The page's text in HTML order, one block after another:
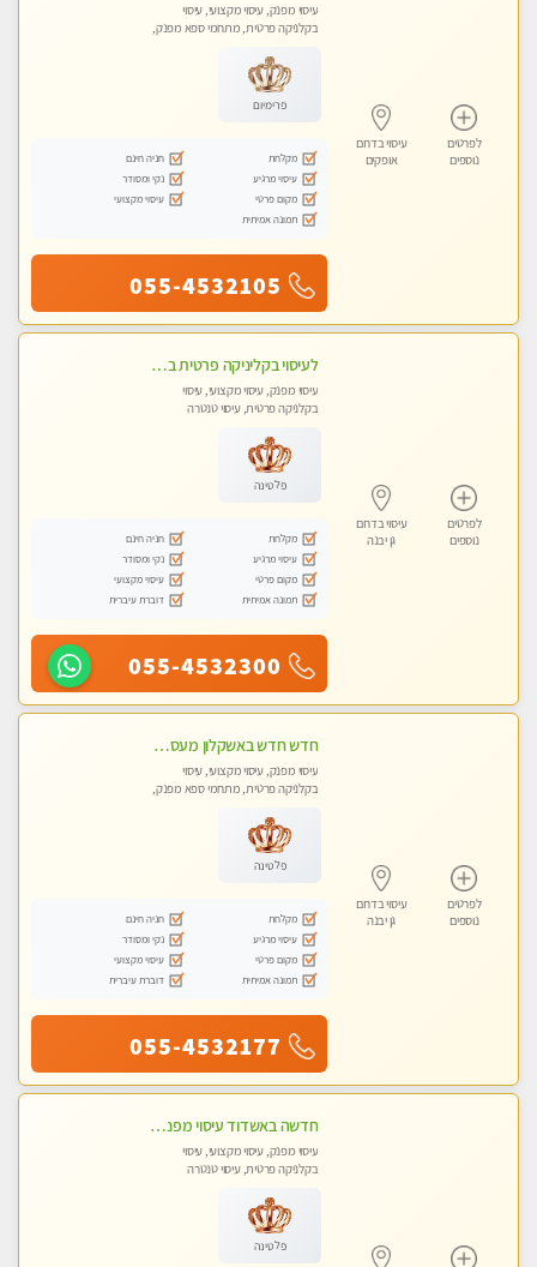
לפרטים
נוספים
עיסוי בדרום
אופקים
עיסוי מפנק, עיסוי מקצועי, עיסוי
בקלניקה פרטית, מתחמי ספא מפנק,
פרימיום
מקלחת
חניה חינם
עיסוי מרגיע
נקי ומסודר
מקום פרטי
עיסוי מקצועי
תמונה אמיתית
055-4532105
לפרטים
נוספים
עיסוי בדרום
גן יבנה
לעיסוי בקליניקה פרטית באשדוד מעסה איכותית מקצועית כל סוגי העיסוי עיסוי איכותי ומפנק.ללא מין !!
עיסוי מפנק, עיסוי מקצועי, עיסוי
בקלניקה פרטית, עיסוי טנטרה
פלטינה
מקלחת
חניה חינם
עיסוי מרגיע
נקי ומסודר
מקום פרטי
עיסוי מקצועי
תמונה אמיתית
דוברת עיברית
055-4532300
לפרטים
נוספים
עיסוי בדרום
גן יבנה
חדש חדש באשקלון מעסה מקצועית ומפנקת במיוחד פרטי !
עיסוי מפנק, עיסוי מקצועי, עיסוי
בקלניקה פרטית, מתחמי ספא מפנק,
פלטינה
מקלחת
חניה חינם
עיסוי מרגיע
נקי ומסודר
מקום פרטי
עיסוי מקצועי
תמונה אמיתית
דוברת עיברית
055-4532177
חדשה באשדוד עיסוי מפנק בקליניקה פרטית שירות vip לרציניים בלבד! מומלץ!!
עיסוי מפנק, עיסוי מקצועי, עיסוי
בקלניקה פרטית, עיסוי טנטרה
פלטינה